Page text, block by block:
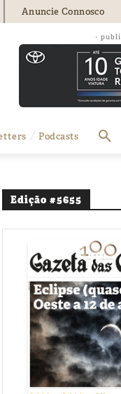
Anuncie Connosco
-
Podcasts
Edição #5655